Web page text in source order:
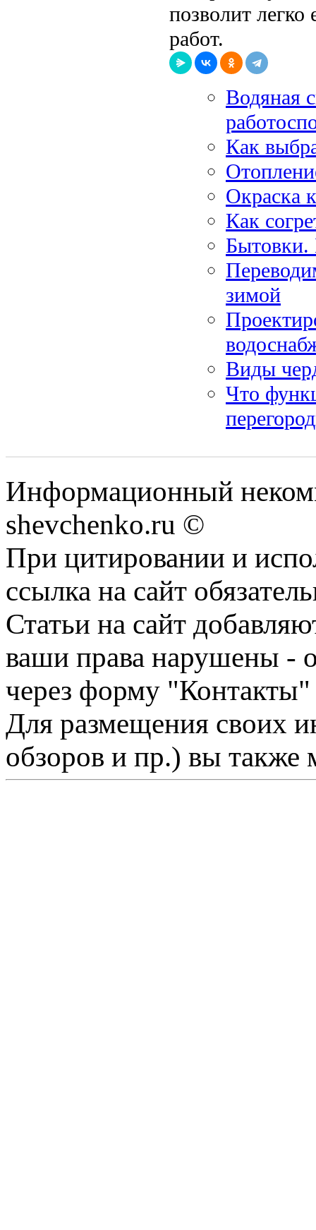
позволит
работ.
Водяная
Как
Окраска
Как
Бытовки.
зимой
Виды
Что
Информационный
shevchenko.ru ©
При цитировании и
ссылка на сайт
Статьи на сайт
ваши права нарушены -
через форму "Контакты"
Для размещения своих
обзоров и пр.) вы также